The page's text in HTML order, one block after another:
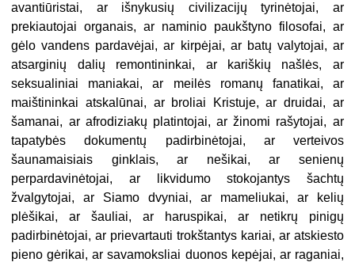
avantiūristai, ar išnykusių civilizacijų tyrinėtojai, ar
prekiautojai organais, ar naminio paukštyno filosofai, ar
gėlo vandens pardavėjai, ar kirpėjai, ar batų valytojai, ar
atsarginių dalių remontininkai, ar kariškių našlės, ar
seksualiniai maniakai, ar meilės romanų fanatikai, ar
maištininkai atskalūnai, ar broliai Kristuje, ar druidai, ar
šamanai, ar afrodiziakų platintojai, ar žinomi rašytojai, ar
tapatybės dokumentų padirbinėtojai, ar verteivos
šaunamaisiais ginklais, ar nešikai, ar senienų
perpardavinėtojai, ar likvidumo stokojantys šachtų
žvalgytojai, ar Siamo dvyniai, ar mameliukai, ar kelių
plėšikai, ar šauliai, ar haruspikai, ar netikrų pinigų
padirbinėtojai, ar prievartauti trokštantys kariai, ar atskiesto
pieno gėrikai, ar savamoksliai duonos kepėjai, ar raganiai,